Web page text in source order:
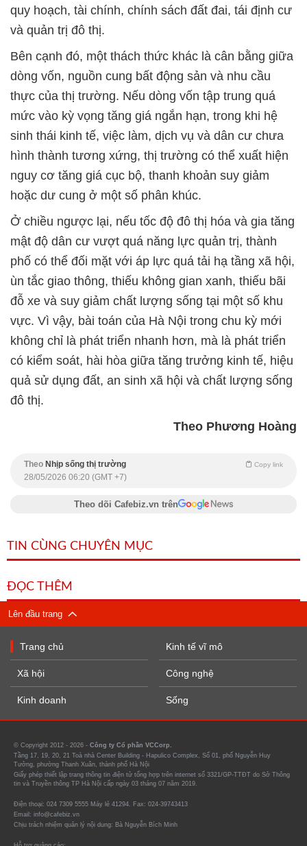
quy hoạch, tài chính, chính sách đất đai, tái định cư
và quản trị đô thị.
Bên cạnh đó, một thách thức khác là cân bằng giữa
dòng vốn, nguồn cung bất động sản và nhu cầu
thực của thị trường. Nếu dòng vốn tập trung quá
mức vào kỳ vọng tăng giá ngắn hạn, trong khi hệ
sinh thái kinh tế, việc làm, dịch vụ và dân cư chưa
hình thành tương xứng, thị trường có thể xuất hiện
nguy cơ tăng giá cục bộ, thanh khoản suy giảm
hoặc dư cung ở một số phân khúc.
Ở chiều ngược lại, nếu tốc độ đô thị hóa và gia tăng
mật độ dân cư vượt quá năng lực quản trị, thành
phố có thể đối mặt với áp lực quá tải hạ tầng xã hội,
ùn tắc giao thông, thiếu không gian xanh, thiếu bãi
đỗ xe và suy giảm chất lượng sống tại một số khu
vực. Vì vậy, bài toán của Hà Nội trong chu kỳ mới
không chỉ là phát triển nhanh hơn, mà là phát triển
có kiểm soát, hài hòa giữa tăng trưởng kinh tế, hiệu
quả sử dụng đất, an sinh xã hội và chất lượng sống
đô thị.
Theo Phương Hoàng
Theo Nhịp sống thị trường Copy link
28/05/2026 06:20 (GMT +7)
Theo dõi Cafebiz.vn trên
TIN CÙNG CHUYÊN MỤC
ĐỌC THÊM
Lên đầu trang
Trang chủ
Xã hội
Kinh doanh
Kinh tế vĩ mô
Công nghệ
Sống
© Copyright 2012 - 2026 - Công ty Cổ phần VCCorp.
Tầng 17, 19, 20, 21 Toà nhà Center Building - Hapulico Complex, Số 01, phố Nguyễn Huy
Tưởng, phường Thanh Xuân, thành phố Hà Nội
Giấy phép thiết lập trang thông tin điện tử tổng hợp trên internet số 3321/GP-TTĐT do Sở Thông
tin và Truyền thông TP Hà Nội cấp ngày 03 tháng 07 năm 2019.
Điện thoại: 024 7309 5555 Máy lẻ 41294. Fax: 024-39743413
Email: info@cafebiz.vn
Chịu trách nhiệm quản lý nội dung: Bà Nguyễn Bích Minh